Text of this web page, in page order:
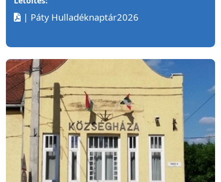
| Páty Hulladéknaptár2026